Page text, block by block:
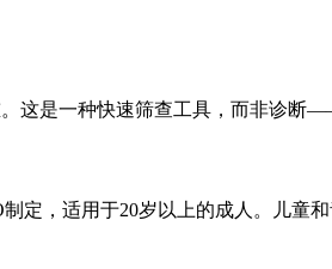
这是一种快速筛查工具，而非诊断
定，适用于20岁以上的成人。儿童